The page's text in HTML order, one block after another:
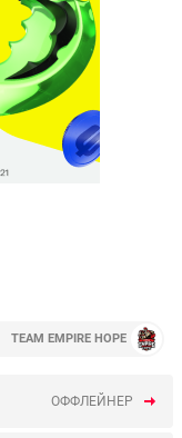
TEAM EMPIRE HOPE
ОФФЛЕЙНЕР